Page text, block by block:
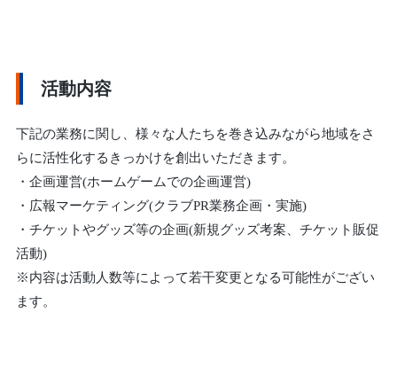
活動内容
下記の業務に関し、様々な人たちを巻き込みながら地域をさ
らに活性化するきっかけを創出いただきます。
・企画運営(ホームゲームでの企画運営)
・広報マーケティング(クラブPR業務企画・実施)
・チケットやグッズ等の企画(新規グッズ考案、チケット販促
活動)
※内容は活動人数等によって若干変更となる可能性がござい
ます。